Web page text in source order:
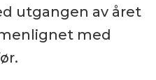
utgangen av året
med